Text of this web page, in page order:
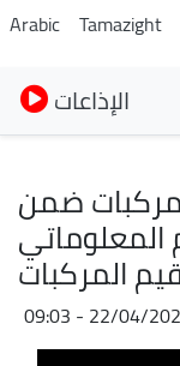
Arabic Tamazight
الإذاعات
ضمن
المعلوماتي
المركبات
22/04/2026 -